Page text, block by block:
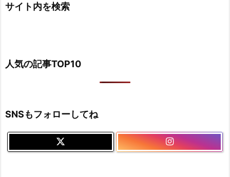
サイト内を検索
人気の記事TOP10
SNSもフォローしてね